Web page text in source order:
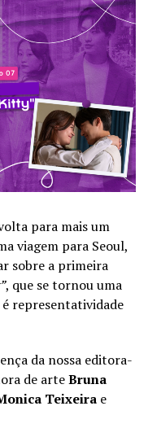
para mais um
viagem para Seoul,
sobre a primeira
, que se tornou uma
representatividade
da nossa editora-
de arteBruna
Teixeira e